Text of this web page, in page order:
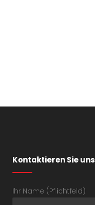
Kontaktieren Sie uns
Ihr Name (Pflichtfeld)